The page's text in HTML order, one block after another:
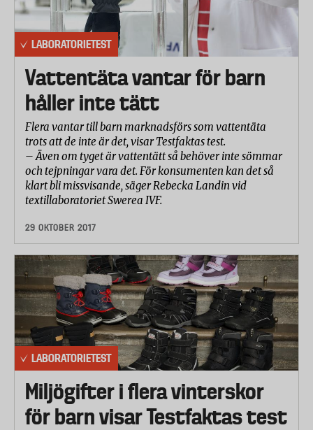
LABORATORIETEST
Vattentäta vantar för barn
håller inte tätt
Flera vantar till barn marknadsförs som vattentäta
trots att de inte är det, visar Testfaktas test.
– Även om tyget är vattentätt så behöver inte sömmar
och tejpningar vara det. För konsumenten kan det så
klart bli missvisande, säger Rebecka Landin vid
textillaboratoriet Swerea IVF.
29 OKTOBER 2017
LABORATORIETEST
Miljögifter i flera vinterskor
för barn visar Testfaktas test